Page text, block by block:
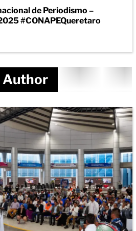
de Periodismo –
#CONAPEQueretaro
Author